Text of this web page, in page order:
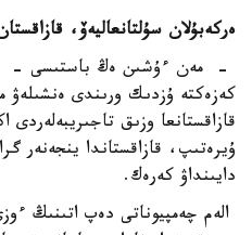
ەركەبۇلان سۇلتانعاليەۆ،
- مەن ءۇشىن ەڭ باستىسى -
كەزەكتە ۇزدىك ورىندى ەنشىلەۋ
قازاقستانعا وزىق
ۇيرەتىپ، قازاقستاندا ينجەنەر
دايىنداۋ كەرەك.
الەم چەمپيوناتى دەپ اتىنىڭ